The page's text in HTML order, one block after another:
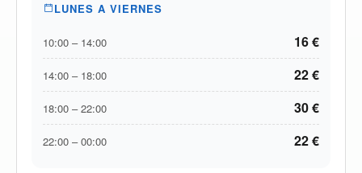
LUNES A VIERNES
10:00 – 14:00 16 €
14:00 – 18:00 22 €
18:00 – 22:00 30 €
22:00 – 00:00 22 €